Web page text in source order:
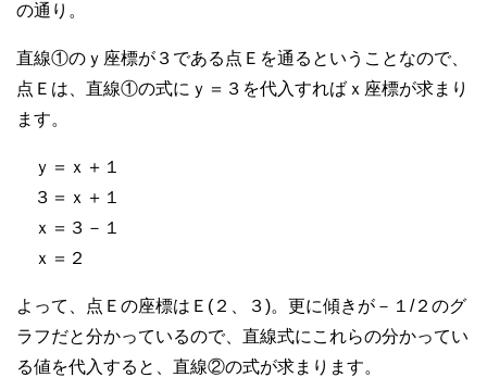
の通り。
直線①のｙ座標が３である点Ｅを通るということなので、
点Ｅは、直線①の式にｙ＝３を代入すればｘ座標が求まり
ます。
ｙ＝ｘ＋１
３＝ｘ＋１
ｘ＝３－１
ｘ＝２
よって、点Ｅの座標はＥ(２、３)。更に傾きが－１/２のグ
ラフだと分かっているので、直線式にこれらの分かってい
る値を代入すると、直線②の式が求まります。